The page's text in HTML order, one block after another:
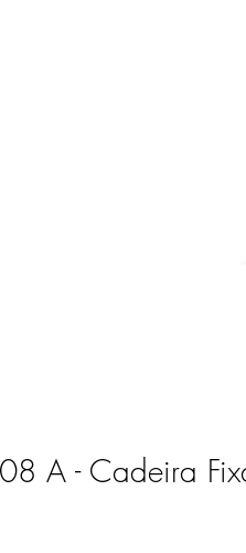
A - Cadeira